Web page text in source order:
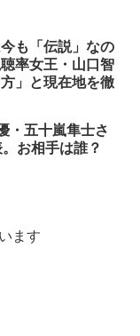
も「伝説」なの
率女王・山口智
」と現在地を徹
・五十嵐隼士さ
お相手は誰？
ます